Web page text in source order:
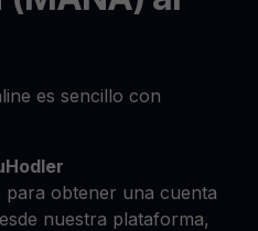
es sencillo con
para obtener una cuenta
nuestra plataforma,